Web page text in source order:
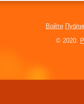
любит клетку
Воздушные шары:
Войти
© 2020.